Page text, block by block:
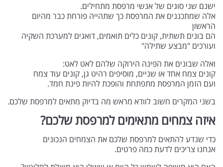
ישנם שני סוגים של אנשי מרפסת מתחילים.
אלה שמתכננים את המרפסת כך שתהייה פורחת כבר מהיום
הראשון
הם בונים תשתית, קונים כלים תואמים, דואגים למערכת השקיה
ועורכים "מבצע שתילה"
ואלה שבונים את הפינה הירוקה שלהם לאט לאט:
קונים צמח אחד או שניים, מוסיפים רהיט גן, קונים עוד צמח
ועם הזמן המרפסת מתפתחת והופכת להיות פינת חמד.
בשני המקרים חשוב לוודא מראש מה בדיוק מתאים למרפסת שלכם.
איזה צמחים מתאימים למרפסת שלכם?
כדי שנדע להתאים למרפסת שלכם את הצמחים הנכונים
אנחנו צריכים לדעת כמה פרטים.